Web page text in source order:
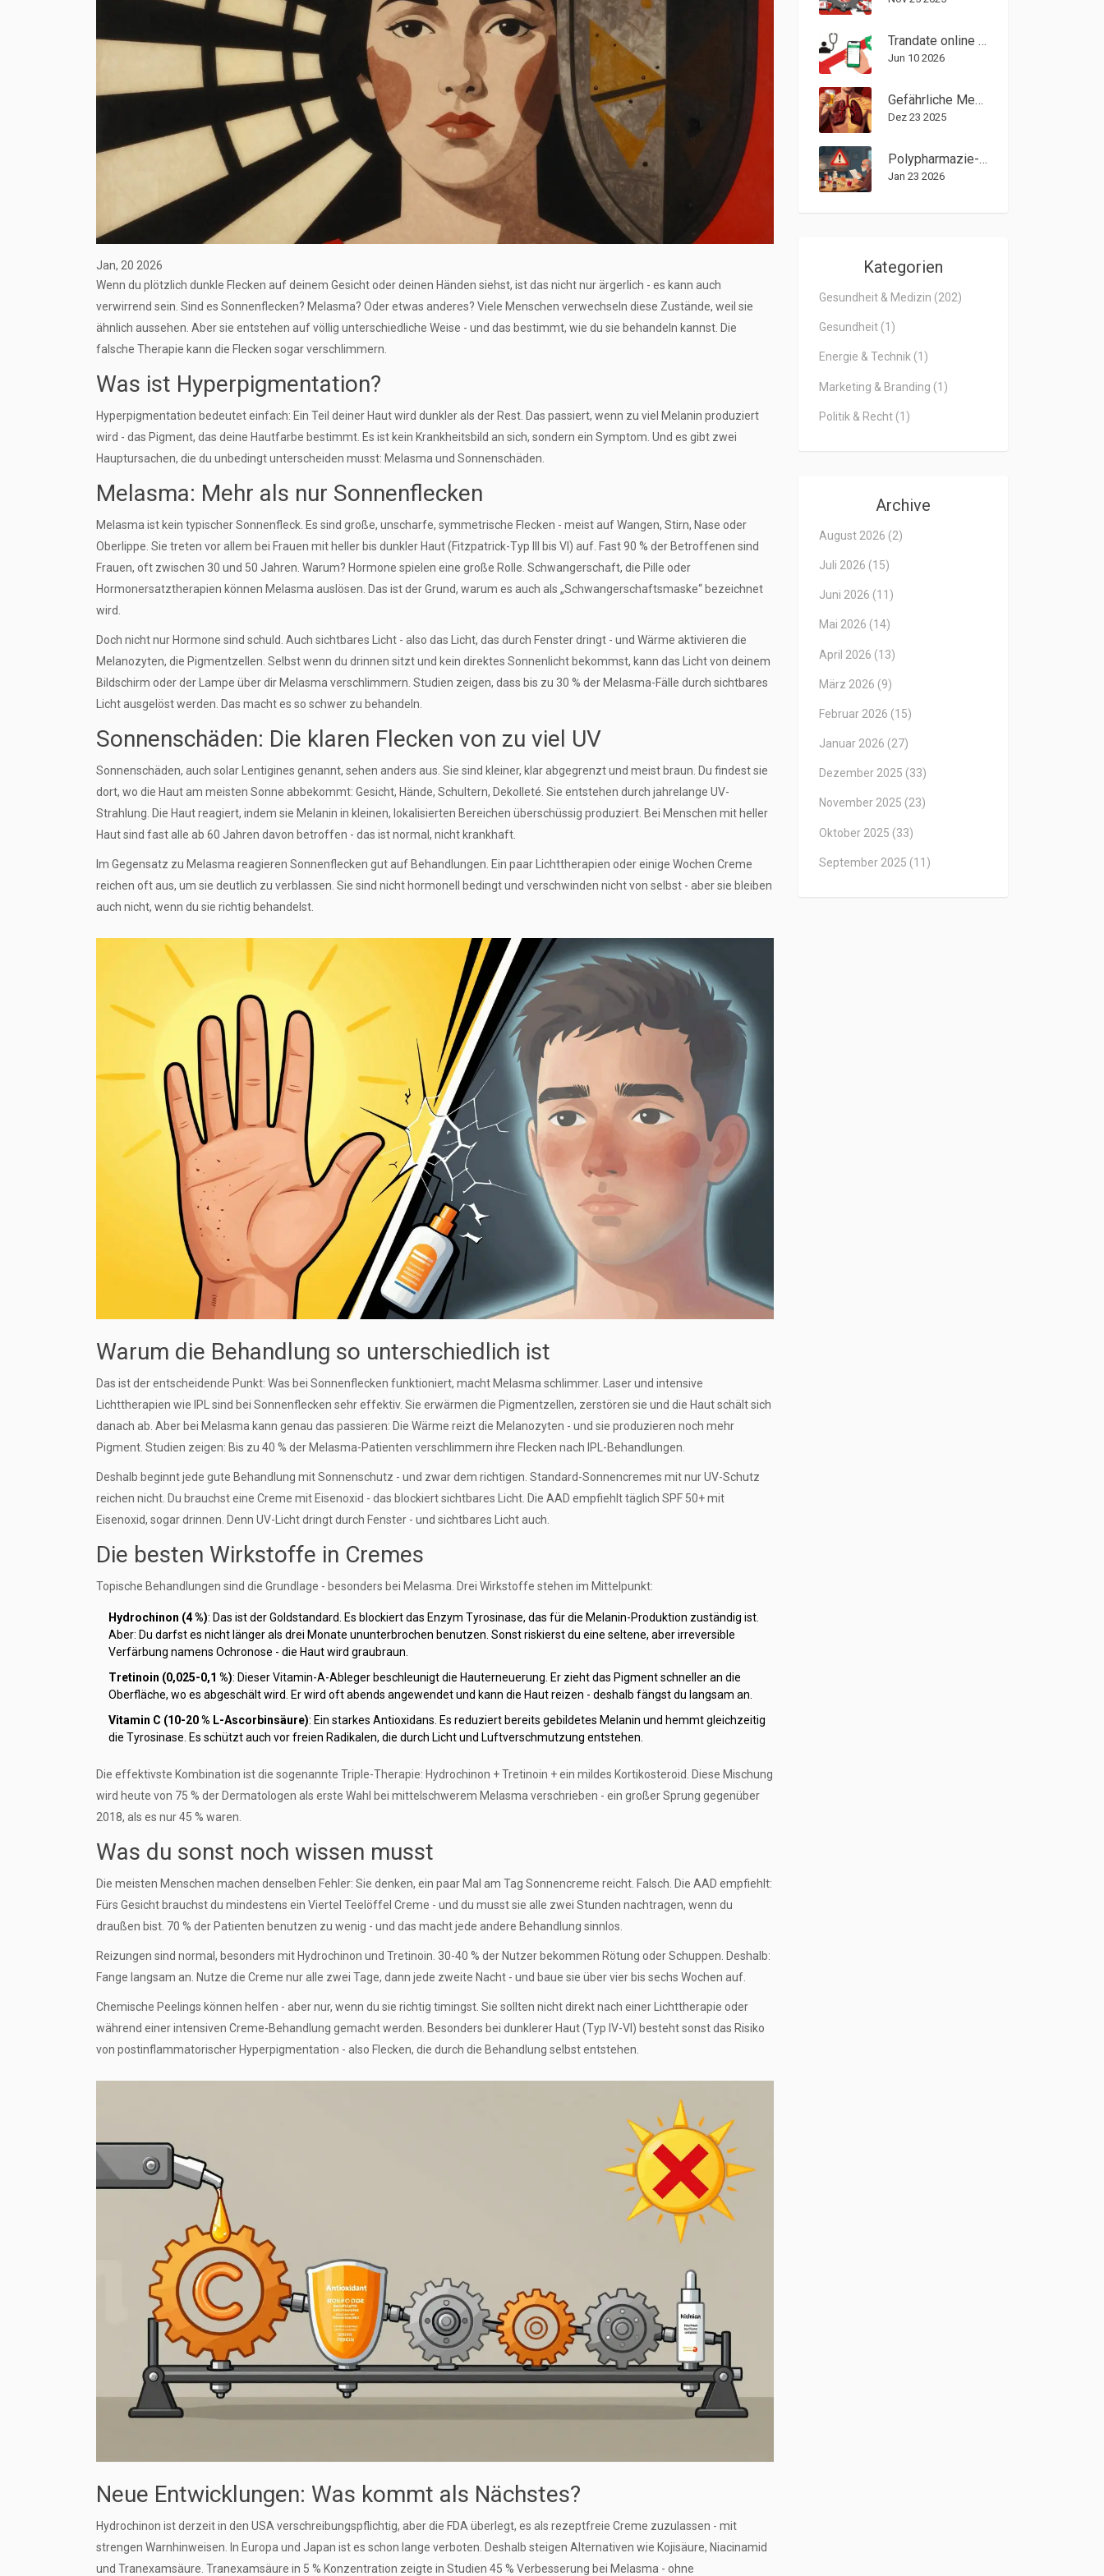
Jan, 20 2026
Wenn du plötzlich dunkle Flecken auf deinem Gesicht oder deinen Händen siehst, ist das nicht nur ärgerlich - es kann auch
verwirrend sein. Sind es Sonnenflecken? Melasma? Oder etwas anderes? Viele Menschen verwechseln diese Zustände, weil sie
ähnlich aussehen. Aber sie entstehen auf völlig unterschiedliche Weise - und das bestimmt, wie du sie behandeln kannst. Die
falsche Therapie kann die Flecken sogar verschlimmern.
Was ist Hyperpigmentation?
Hyperpigmentation bedeutet einfach: Ein Teil deiner Haut wird dunkler als der Rest. Das passiert, wenn zu viel Melanin produziert
wird - das Pigment, das deine Hautfarbe bestimmt. Es ist kein Krankheitsbild an sich, sondern ein Symptom. Und es gibt zwei
Hauptursachen, die du unbedingt unterscheiden musst: Melasma und Sonnenschäden.
Melasma: Mehr als nur Sonnenflecken
Melasma ist kein typischer Sonnenfleck. Es sind große, unscharfe, symmetrische Flecken - meist auf Wangen, Stirn, Nase oder
Oberlippe. Sie treten vor allem bei Frauen mit heller bis dunkler Haut (Fitzpatrick-Typ III bis VI) auf. Fast 90 % der Betroffenen sind
Frauen, oft zwischen 30 und 50 Jahren. Warum? Hormone spielen eine große Rolle. Schwangerschaft, die Pille oder
Hormonersatztherapien können Melasma auslösen. Das ist der Grund, warum es auch als „Schwangerschaftsmaske“ bezeichnet
wird.
Doch nicht nur Hormone sind schuld. Auch sichtbares Licht - also das Licht, das durch Fenster dringt - und Wärme aktivieren die
Melanozyten, die Pigmentzellen. Selbst wenn du drinnen sitzt und kein direktes Sonnenlicht bekommst, kann das Licht von deinem
Bildschirm oder der Lampe über dir Melasma verschlimmern. Studien zeigen, dass bis zu 30 % der Melasma-Fälle durch sichtbares
Licht ausgelöst werden. Das macht es so schwer zu behandeln.
Sonnenschäden: Die klaren Flecken von zu viel UV
Sonnenschäden, auch solar Lentigines genannt, sehen anders aus. Sie sind kleiner, klar abgegrenzt und meist braun. Du findest sie
dort, wo die Haut am meisten Sonne abbekommt: Gesicht, Hände, Schultern, Dekolleté. Sie entstehen durch jahrelange UV-
Strahlung. Die Haut reagiert, indem sie Melanin in kleinen, lokalisierten Bereichen überschüssig produziert. Bei Menschen mit heller
Haut sind fast alle ab 60 Jahren davon betroffen - das ist normal, nicht krankhaft.
Im Gegensatz zu Melasma reagieren Sonnenflecken gut auf Behandlungen. Ein paar Lichttherapien oder einige Wochen Creme
reichen oft aus, um sie deutlich zu verblassen. Sie sind nicht hormonell bedingt und verschwinden nicht von selbst - aber sie bleiben
auch nicht, wenn du sie richtig behandelst.
Warum die Behandlung so unterschiedlich ist
Das ist der entscheidende Punkt: Was bei Sonnenflecken funktioniert, macht Melasma schlimmer. Laser und intensive
Lichttherapien wie IPL sind bei Sonnenflecken sehr effektiv. Sie erwärmen die Pigmentzellen, zerstören sie und die Haut schält sich
danach ab. Aber bei Melasma kann genau das passieren: Die Wärme reizt die Melanozyten - und sie produzieren noch mehr
Pigment. Studien zeigen: Bis zu 40 % der Melasma-Patienten verschlimmern ihre Flecken nach IPL-Behandlungen.
Deshalb beginnt jede gute Behandlung mit Sonnenschutz - und zwar dem richtigen. Standard-Sonnencremes mit nur UV-Schutz
reichen nicht. Du brauchst eine Creme mit Eisenoxid - das blockiert sichtbares Licht. Die AAD empfiehlt täglich SPF 50+ mit
Eisenoxid, sogar drinnen. Denn UV-Licht dringt durch Fenster - und sichtbares Licht auch.
Die besten Wirkstoffe in Cremes
Topische Behandlungen sind die Grundlage - besonders bei Melasma. Drei Wirkstoffe stehen im Mittelpunkt:
Hydrochinon (4 %): Das ist der Goldstandard. Es blockiert das Enzym Tyrosinase, das für die Melanin-Produktion zuständig ist.
Aber: Du darfst es nicht länger als drei Monate ununterbrochen benutzen. Sonst riskierst du eine seltene, aber irreversible
Verfärbung namens Ochronose - die Haut wird graubraun.
Tretinoin (0,025-0,1 %): Dieser Vitamin-A-Ableger beschleunigt die Hauterneuerung. Er zieht das Pigment schneller an die
Oberfläche, wo es abgeschält wird. Er wird oft abends angewendet und kann die Haut reizen - deshalb fängst du langsam an.
Vitamin C (10-20 % L-Ascorbinsäure): Ein starkes Antioxidans. Es reduziert bereits gebildetes Melanin und hemmt gleichzeitig
die Tyrosinase. Es schützt auch vor freien Radikalen, die durch Licht und Luftverschmutzung entstehen.
Die effektivste Kombination ist die sogenannte Triple-Therapie: Hydrochinon + Tretinoin + ein mildes Kortikosteroid. Diese Mischung
wird heute von 75 % der Dermatologen als erste Wahl bei mittelschwerem Melasma verschrieben - ein großer Sprung gegenüber
2018, als es nur 45 % waren.
Was du sonst noch wissen musst
Die meisten Menschen machen denselben Fehler: Sie denken, ein paar Mal am Tag Sonnencreme reicht. Falsch. Die AAD empfiehlt:
Fürs Gesicht brauchst du mindestens ein Viertel Teelöffel Creme - und du musst sie alle zwei Stunden nachtragen, wenn du
draußen bist. 70 % der Patienten benutzen zu wenig - und das macht jede andere Behandlung sinnlos.
Reizungen sind normal, besonders mit Hydrochinon und Tretinoin. 30-40 % der Nutzer bekommen Rötung oder Schuppen. Deshalb:
Fange langsam an. Nutze die Creme nur alle zwei Tage, dann jede zweite Nacht - und baue sie über vier bis sechs Wochen auf.
Chemische Peelings können helfen - aber nur, wenn du sie richtig timingst. Sie sollten nicht direkt nach einer Lichttherapie oder
während einer intensiven Creme-Behandlung gemacht werden. Besonders bei dunklerer Haut (Typ IV-VI) besteht sonst das Risiko
von postinflammatorischer Hyperpigmentation - also Flecken, die durch die Behandlung selbst entstehen.
Neue Entwicklungen: Was kommt als Nächstes?
Hydrochinon ist derzeit in den USA verschreibungspflichtig, aber die FDA überlegt, es als rezeptfreie Creme zuzulassen - mit
strengen Warnhinweisen. In Europa und Japan ist es schon lange verboten. Deshalb steigen Alternativen wie Kojisäure, Niacinamid
und Tranexamsäure. Tranexamsäure in 5 % Konzentration zeigte in Studien 45 % Verbesserung bei Melasma - ohne
Trandate online kaufen: So geht's sicher & legal (2026)
Jun 10 2026
Gefährliche Medikamentenkombinationen: Diese Drug-Interaktionen können tödlich sein
Dez 23 2025
Polypharmazie-Risiko-Checkliste: Gefährliche Medikamentenkombinationen erkennen
Jan 23 2026
Kategorien
Gesundheit & Medizin (202)
Gesundheit (1)
Energie & Technik (1)
Marketing & Branding (1)
Politik & Recht (1)
Archive
August 2026 (2)
Juli 2026 (15)
Juni 2026 (11)
Mai 2026 (14)
April 2026 (13)
März 2026 (9)
Februar 2026 (15)
Januar 2026 (27)
Dezember 2025 (33)
November 2025 (23)
Oktober 2025 (33)
September 2025 (11)